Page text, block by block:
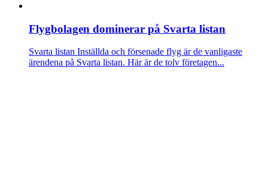
Flygbolagen dominerar på Svarta listan
Svarta listan Inställda och försenade flyg är de vanligaste
ärendena på Svarta listan. Här är de tolv företagen...